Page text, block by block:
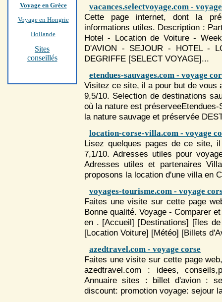
Voyage en Grèce
Voyage en Hongrie
Hollande
Sites
conseillés
vacances.selectvoyage.com -
Cette page internet, dont la
informations utiles. Description :
Hotel - Location de Voiture -
D'AVION - SEJOUR - HOTEL -
DEGRIFFE [SELECT VOYAGE]...
etendues-sauvages.com - voyage
Visitez ce site, il a pour but de vous
9,5/10. Selection de destinations
où la nature est
la nature sauvage et préservée
location-corse-villa.com - voyage
Lisez quelques pages de ce site,
7,1/10. Adresses utiles pour
Adresses utiles et partenaires
proposons la location d'une villa en
voyages-tourisme.com - voyage
Faites une visite sur cette page
Bonne qualité. Voyage - Comparer
en . [Accueil] [Destinations] [îles
[Location Voiture] [Météo] [Billets
azedtravel.com - voyage corse
Faites une visite sur cette page
azedtravel.com : idees,
Annuaire sites : billet d'avion :
discount: promotion voyage: sejour